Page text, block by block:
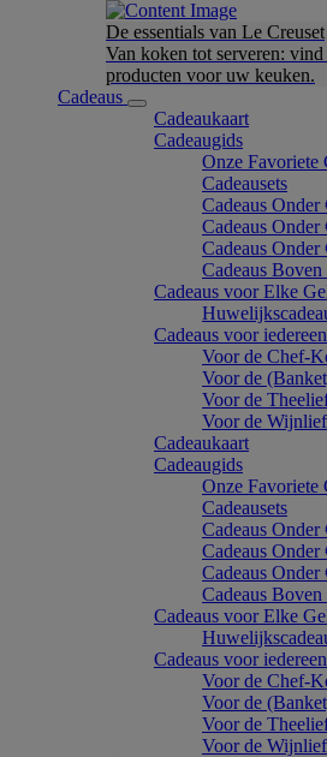
De essentials van Le Creuset
Van koken tot serveren:
producten voor uw keuken.
Cadeaus
Cadeaukaart
Cadeaugids
Onze Favoriete
Cadeausets
Cadeaus Onder
Cadeaus Onder
Cadeaus Onder
Cadeaus Boven
Cadeaus voor Elke
Cadeaus voor iedereen
Voor de Chef-
Voor de
Voor de
Voor de
Cadeaukaart
Cadeaugids
Onze Favoriete
Cadeausets
Cadeaus Onder
Cadeaus Onder
Cadeaus Onder
Cadeaus Boven
Cadeaus voor Elke
Cadeaus voor iedereen
Voor de Chef-
Voor de
Voor de
Voor de